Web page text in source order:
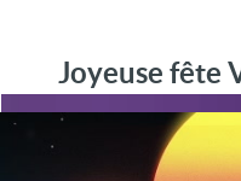
Joyeuse fête